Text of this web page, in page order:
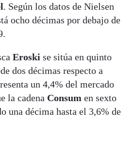
. Según los datos de Nielsen
ocho décimas por debajo de
Eroski se sitúa en quinto
dos décimas respecto a
un 4,4% del mercado
la cadena Consum en sexto
una décima hasta el 3,6% de